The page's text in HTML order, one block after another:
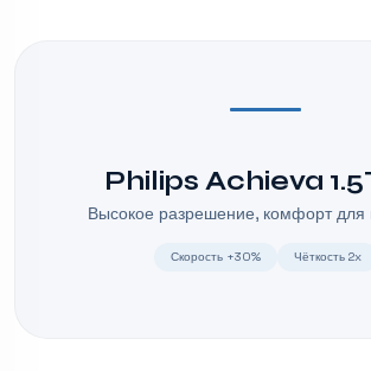
Philips Achieva
Высокое разрешение, комфорт для
Скорость +30% Чёткость 2x